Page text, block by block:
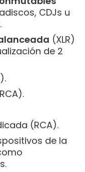
CDJs u
(XLR)
de 2
(RCA).
de la